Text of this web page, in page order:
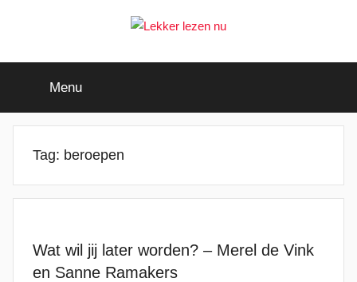
Lekker
lezen
nu
kinderboeken
Menu
Tag: beroepen
Wat wil jij later worden? – Merel de Vink
en Sanne Ramakers